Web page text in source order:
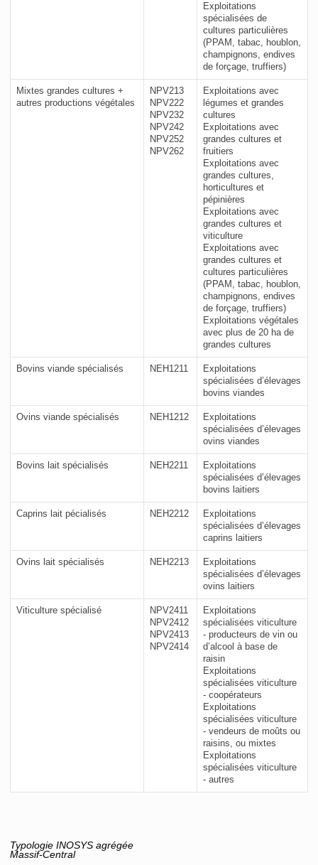
Exploitations
spécialisées de
cultures particulières
(PPAM, tabac, houblon,
champignons, endives
de forçage, truffiers)
Mixtes grandes cultures +
autres productions végétales
NPV213
NPV222
NPV232
NPV242
NPV252
NPV262
Exploitations avec
légumes et grandes
cultures
Exploitations avec
grandes cultures et
fruitiers
Exploitations avec
grandes cultures,
horticultures et
pépinières
Exploitations avec
grandes cultures et
viticulture
Exploitations avec
grandes cultures et
cultures particulières
(PPAM, tabac, houblon,
champignons, endives
de forçage, truffiers)
Exploitations végétales
avec plus de 20 ha de
grandes cultures
Bovins viande spécialisés NEH1211
Exploitations
spécialisées d’élevages
bovins viandes
Ovins viande spécialisés NEH1212
Exploitations
spécialisées d’élevages
ovins viandes
Bovins lait spécialisés NEH2211
Exploitations
spécialisées d’élevages
bovins laitiers
Caprins lait pécialisés NEH2212
Exploitations
spécialisées d’élevages
caprins laitiers
Ovins lait spécialisés NEH2213
Exploitations
spécialisées d’élevages
ovins laitiers
Viticulture spécialisé
NPV2411
NPV2412
NPV2413
NPV2414
Exploitations
spécialisées viticulture
- producteurs de vin ou
d’alcool à base de
raisin
Exploitations
spécialisées viticulture
- coopérateurs
Exploitations
spécialisées viticulture
- vendeurs de moûts ou
raisins, ou mixtes
Exploitations
spécialisées viticulture
- autres
Typologie INOSYS agrégée
Massif-Central